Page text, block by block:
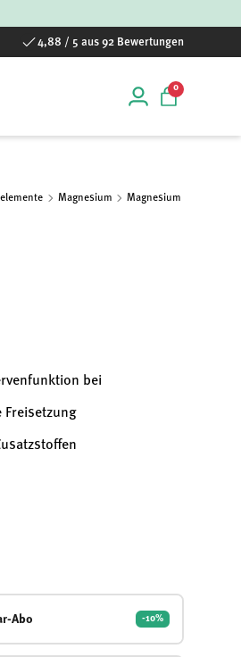
4,88 / 5 aus 92 Bewertungen
Einloggen
00 Artikel
Magnesium Magnesium Citrat
bei
Freisetzung
Abo -10%